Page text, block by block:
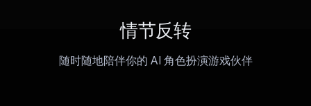
情节反转
随时随地陪伴你的 AI 角色扮演游戏伙伴